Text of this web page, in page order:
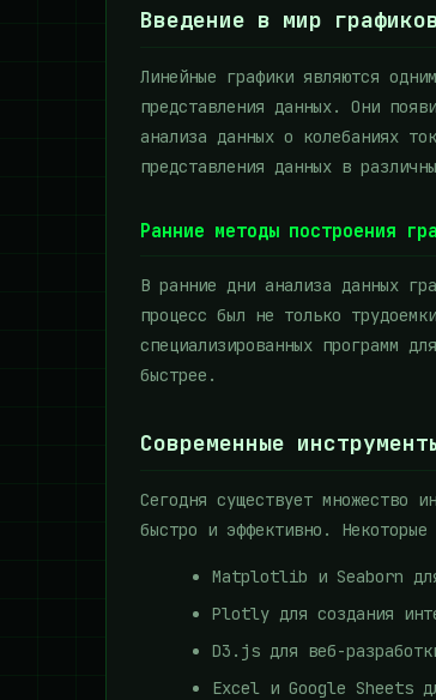
Введение в мир
Линейные графики являются
представления данных. Они
анализа данных о колебаниях
представления данных в
Ранние методы построения
В ранние дни анализа данных
процесс был не только
специализированных программ
быстрее.
Современные
Сегодня существует множество
быстро и эффективно.
Matplotlib и Seaborn
Plotly для создания
D3.js для веб-
Excel и Google Sheets